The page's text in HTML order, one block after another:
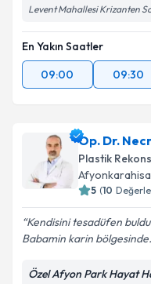
Kişisel
Metni'ni
kapsamda
Levent Mahallesi Krizanten
En Yakın Saatler
09:00
09:30
Op. Dr.
Plastik
5 (10
Kendisini tesadüfen
Babamin karin
Özel Afyon Park Hayat